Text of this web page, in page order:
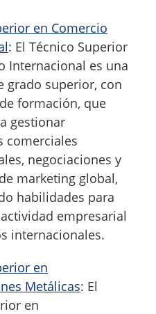
en Comercio
: El Técnico Superior
Internacional es una
grado superior, con
formación, que
gestionar
comerciales
negociaciones y
marketing global,
habilidades para
empresarial
internacionales.
en
Metálicas: El
en